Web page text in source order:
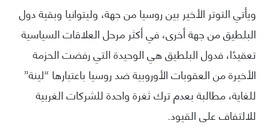
ويأتي التوتر الأخير بين روسيا من جهة، وليتوانيا وبقية دول
البلطيق من جهة أخرى، في أكثر مرحل العلاقات السياسية
تعقيدًا، فدول البلطيق هي الوحيدة التي رفضت الحزمة
الأخيرة من العقوبات الأوروبية ضد روسيا باعتبارها “لينة”
للغاية، مطالبة بعدم ترك ثغرة واحدة للشركات الغربية
للالتفاف على القيود.